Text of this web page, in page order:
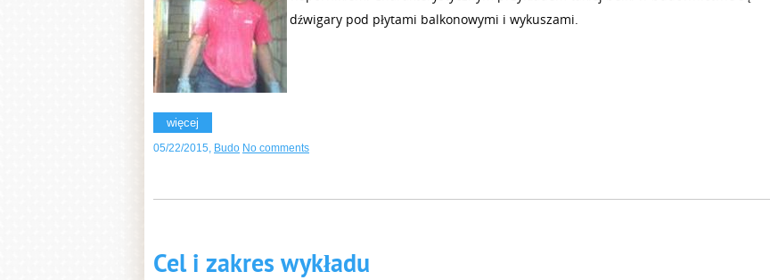
dźwigary pod płytami balkonowymi i wykuszami.
więcej
05/22/2015 Budo No comments
Cel i zakres wykładu